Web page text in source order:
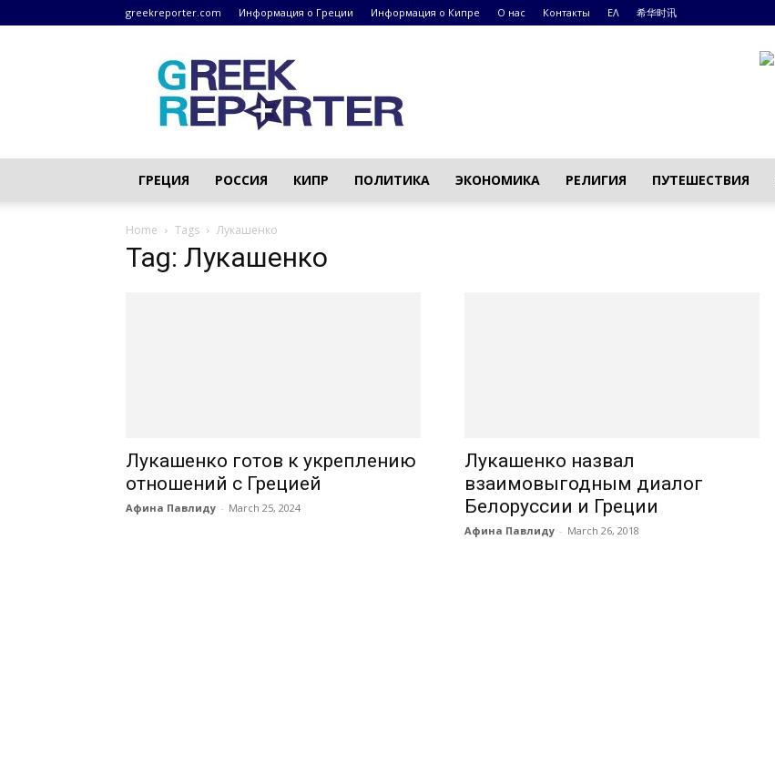
greekreporter.com Информация о Греции Информация о Кипре О нас Контакты ΕΛ 希华时讯
Греческие
новости
–
greekreporter.com
ГРЕЦИЯ РОССИЯ КИПР ПОЛИТИКА ЭКОНОМИКА РЕЛИГИЯ ПУТЕШЕСТВИЯ
Home Tags Лукашенко
Tag: Лукашенко
Лукашенко готов к укреплению
отношений с Грецией
Афина Павлиду - March 25, 2024
Лукашенко назвал
взаимовыгодным диалог
Белоруссии и Греции
Афина Павлиду - March 26, 2018